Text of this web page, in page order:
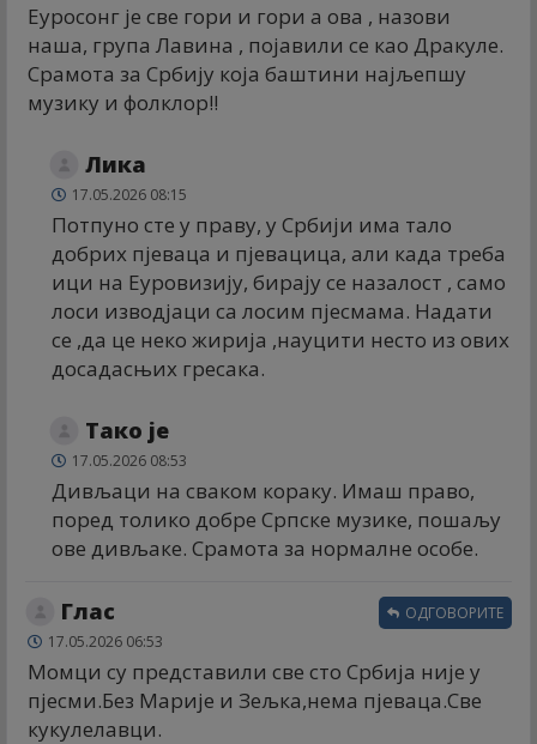
Еуросонг је све гори и гори а ова , назови
наша, група Лавина , појавили се као Дракуле.
Срамота за Србију која баштини најљепшу
музику и фолклор!!
Лика
17.05.2026 08:15
Потпуно сте у праву, у Србији има тало
добрих пјеваца и пјевацица, али када треба
ици на Еуровизију, бирају се назалост , само
лоси изводјаци са лосим пјесмама. Надати
се ,да це неко жирија ,науцити несто из ових
досадасњих гресака.
Тако је
17.05.2026 08:53
Дивљаци на сваком кораку. Имаш право,
поред толико добре Српске музике, пошаљу
ове дивљаке. Срамота за нормалне особе.
Глас
17.05.2026 06:53
Момци су представили све сто Србија није у
пјесми.Без Марије и Зељка,нема пјеваца.Све
кукулелавци.
ОДГОВОРИТЕ